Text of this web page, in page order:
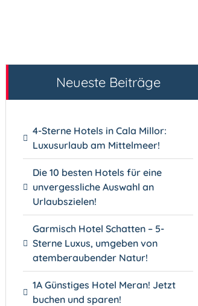
Neueste Beiträge
4-Sterne Hotels in Cala Millor:
Luxusurlaub am Mittelmeer!
Die 10 besten Hotels für eine
unvergessliche Auswahl an
Urlaubszielen!
Garmisch Hotel Schatten – 5-
Sterne Luxus, umgeben von
atemberaubender Natur!
1A Günstiges Hotel Meran! Jetzt
buchen und sparen!